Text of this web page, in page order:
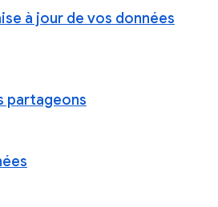
à jour de vos données
partageons